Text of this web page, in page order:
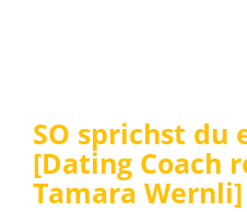
SO sprichst du
[Dating Coach
Tamara Wernli]